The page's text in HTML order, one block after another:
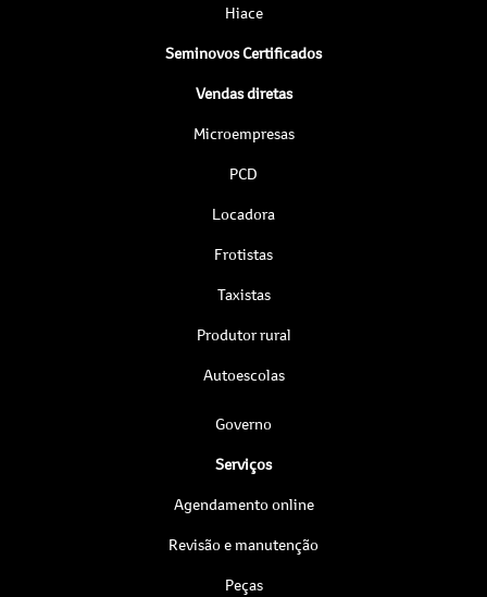
Hiace
Seminovos Certificados
Vendas diretas
Microempresas
PCD
Locadora
Frotistas
Taxistas
Produtor rural
Autoescolas
Governo
Serviços
Agendamento online
Revisão e manutenção
Peças